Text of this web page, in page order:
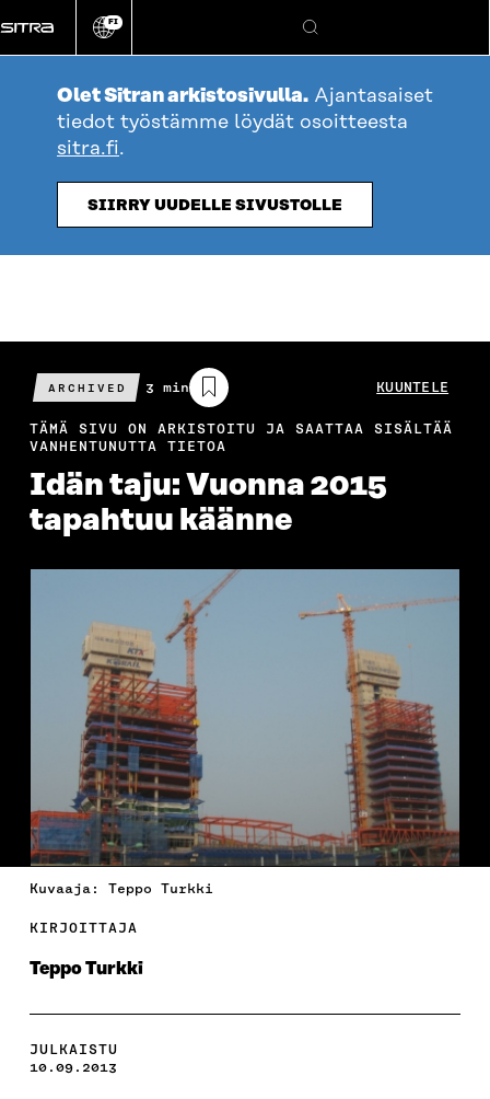
suoraan
sisältöön
Vaihda
kieli
FI
Hae
Olet Sitran arkistosivulla. Ajantasaiset
tiedot työstämme löydät osoitteesta
sitra.fi.
SIIRRY UUDELLE SIVUSTOLLE
ARCHIVED
Arvioitu
lukuaika
3 min KUUNTELE
TÄMÄ SIVU ON ARKISTOITU JA SAATTAA SISÄLTÄÄ
VANHENTUNUTTA TIETOA
Idän taju: Vuonna 2015
tapahtuu käänne
Kuvaaja: Teppo Turkki
KIRJOITTAJA
Teppo Turkki
JULKAISTU
10.09.2013